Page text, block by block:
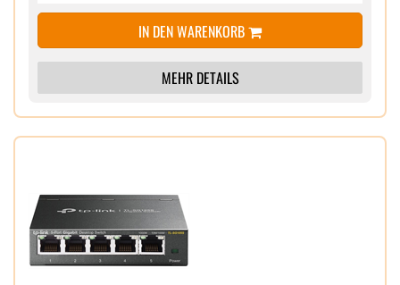
DECT-Basis für bis zu 6 Schnurlos-Telefone (z. B.
alle FRITZ!Fon Modelle) sowie für schaltbare
Steckdosen und Heizkörperregler FRITZ!DECT
1x VDSL/ADSL, 4x Gigabit Ethernet (WAN über
LAN 1), 1x Telefonanschluss (analog), 1x USB
IN DEN WARENKORB
MEHR DETAILS